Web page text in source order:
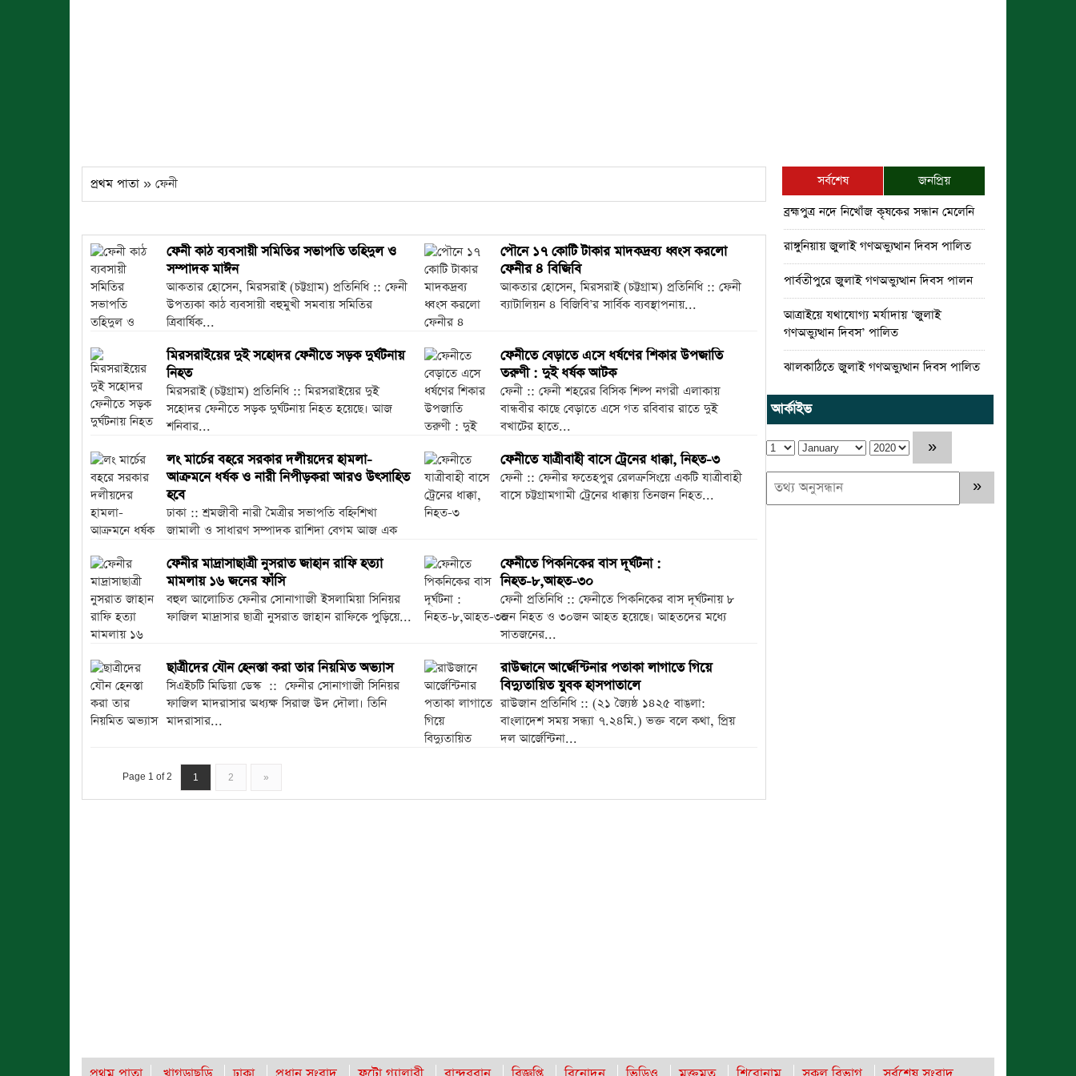
প্রথম পাতা » ফেনী
ফেনী কাঠ ব্যবসায়ী সমিতির সভাপতি তহিদুল ও
সম্পাদক মাঈন
আকতার হোসেন, মিরসরাই (চট্টগ্রাম) প্রতিনিধি :: ফেনী
উপত্যকা কাঠ ব্যবসায়ী বহুমুখী সমবায় সমিতির
ত্রিবার্ষিক...
পৌনে ১৭ কোটি টাকার মাদকদ্রব্য ধ্বংস করলো
ফেনীর ৪ বিজিবি
আকতার হোসেন, মিরসরাই (চট্টগ্রাম) প্রতিনিধি :: ফেনী
ব্যাটালিয়ন ৪ বিজিবি’র সার্বিক ব্যবস্থাপনায়...
মিরসরাইয়ের দুই সহোদর ফেনীতে সড়ক দুর্ঘটনায়
নিহত
মিরসরাই (চট্টগ্রাম) প্রতিনিধি :: মিরসরাইয়ের দুই
সহোদর ফেনীতে সড়ক দুর্ঘটনায় নিহত হয়েছে। আজ
শনিবার...
ফেনীতে বেড়াতে এসে ধর্ষণের শিকার উপজাতি
তরুণী : দুই ধর্ষক আটক
ফেনী :: ফেনী শহরের বিসিক শিল্প নগরী এলাকায়
বান্ধবীর কাছে বেড়াতে এসে গত রবিবার রাতে দুই
বখাটের হাতে...
লং মার্চের বহরে সরকার দলীয়দের হামলা-
আক্রমনে ধর্ষক ও নারী নিপীড়করা আরও উৎসাহিত
হবে
ঢাকা :: শ্রমজীবী নারী মৈত্রীর সভাপতি বহ্নিশিখা
জামালী ও সাধারণ সম্পাদক রাশিদা বেগম আজ এক
ফেনীতে যাত্রীবাহী বাসে ট্রেনের ধাক্কা, নিহত-৩
ফেনী :: ফেনীর ফতেহপুর রেলক্রসিংয়ে একটি যাত্রীবাহী
বাসে চট্টগ্রামগামী ট্রেনের ধাক্কায় তিনজন নিহত...
ফেনীর মাদ্রাসাছাত্রী নুসরাত জাহান রাফি হত্যা
মামলায় ১৬ জনের ফাঁসি
বহুল আলোচিত ফেনীর সোনাগাজী ইসলামিয়া সিনিয়র
ফাজিল মাদ্রাসার ছাত্রী নুসরাত জাহান রাফিকে পুড়িয়ে...
ফেনীতে পিকনিকের বাস দূর্ঘটনা :
নিহত-৮,আহত-৩০
ফেনী প্রতিনিধি :: ফেনীতে পিকনিকের বাস দূর্ঘটনায় ৮
জন নিহত ও ৩০জন আহত হয়েছে। আহতদের মধ্যে
সাতজনের...
ছাত্রীদের যৌন হেনস্তা করা তার নিয়মিত অভ্যাস
সিএইচটি মিডিয়া ডেস্ক :: ফেনীর সোনাগাজী সিনিয়র
ফাজিল মাদরাসার অধ্যক্ষ সিরাজ উদ দৌলা। তিনি
মাদরাসার...
রাউজানে আর্জেন্টিনার পতাকা লাগাতে গিয়ে
বিদ্যুতায়িত যুবক হাসপাতালে
রাউজান প্রতিনিধি :: (২১ জ্যৈষ্ঠ ১৪২৫ বাঙলা:
বাংলাদেশ সময় সন্ধ্যা ৭.২৪মি.) ভক্ত বলে কথা, প্রিয়
দল আর্জেন্টিনা...
Page 1 of 2 1 2 »
সর্বশেষ
জনপ্রিয়
ব্রহ্মপুত্র নদে নিখোঁজ কৃষকের সন্ধান মেলেনি
রাঙ্গুনিয়ায় জুলাই গণঅভ্যুত্থান দিবস পালিত
পার্বতীপুরে জুলাই গণঅভ্যুত্থান দিবস পালন
আত্রাইয়ে যথাযোগ্য মর্যাদায় ‘জুলাই
গণঅভ্যুত্থান দিবস’ পালিত
ঝালকাঠিতে জুলাই গণঅভ্যুত্থান দিবস পালিত
রাবিপ্রবি’তে ‘জুলাই গণঅভ্যুত্থান
দিবস-২০২৬’ উদযাপিত
প্রত্যেক অপরাধীর বিচার এ দেশেই হবে, সে
যত শক্তিশালীই হোক না কেন”-চট্টগ্রামে
জুলাই গণঅভ্যুত্থান দিবসে ব্যারিস্টার মীর
হেলাল
আর্কাইভ